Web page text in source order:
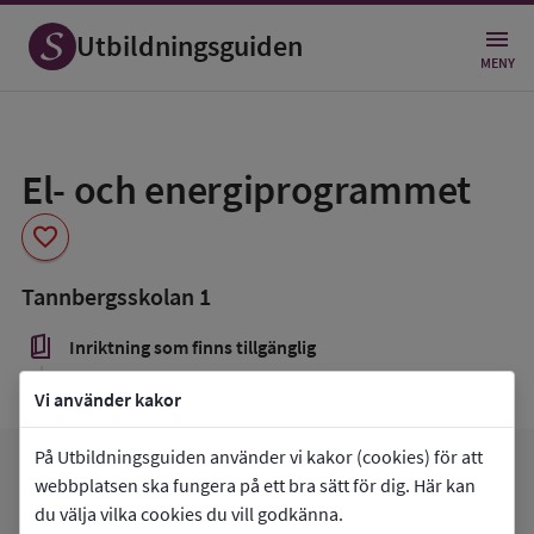
Vi använder kakor
På Utbildningsguiden använder vi kakor (cookies) för att
webbplatsen ska fungera på ett bra sätt för dig. Här kan
du välja vilka cookies du vill godkänna.
Utbildningsguiden MENY
El- och energiprogrammet
favorite
som
favorit
Tannbergsskolan 1
book_5 Inriktning som finns tillgänglig
Gå tillTannbergsskolan 1arrow_forward Mina favoriterfavorite